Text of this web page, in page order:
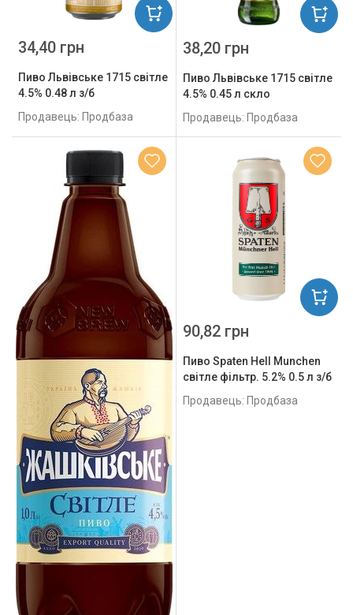
Пиво Львівське 1715 світле
4.5% 0.48 л з/б
Продавець: Продбаза
34,40 грн
Пиво Львівське 1715 світле
4.5% 0.45 л скло
Продавець: Продбаза
38,20 грн
Пиво Spaten Hell Munchen
світле фільтр. 5.2% 0.5 л з/б
Продавець: Продбаза
90,82 грн